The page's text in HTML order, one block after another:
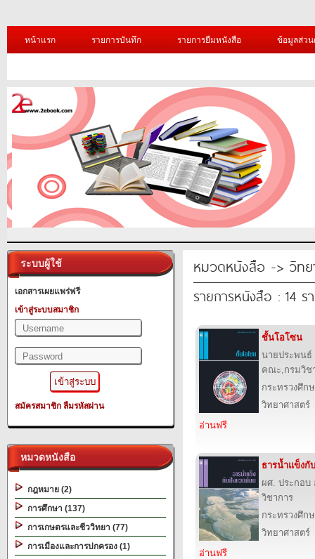
หน้าแรก รายการบันทึก รายการยืมหนังสือ ข้อมูลส่ว
ระบบผู้ใช้
เอกสารเผยแพร่ฟรี
เข้าสู่ระบบสมาชิก
สมัครสมาชิก ลืมรหัสผ่าน
หมวดหนังสือ
กฎหมาย (2)
การศึกษา (137)
การเกษตรและชีววิทยา (77)
การเมืองและการปกครอง (1)
หมวดหนังสือ -> วิทย
รายการหนังสือ : 14 ร
ชั้นโอโซน
นายประพน
คณะ,กรมวิช
กระทรวงศึก
วิทยาศาสตร์
อ่านฟรี
ธารน้ำแข็งกั
ผศ. ประกอ
วิชาการ
กระทรวงศึก
วิทยาศาสตร์
อ่านฟรี